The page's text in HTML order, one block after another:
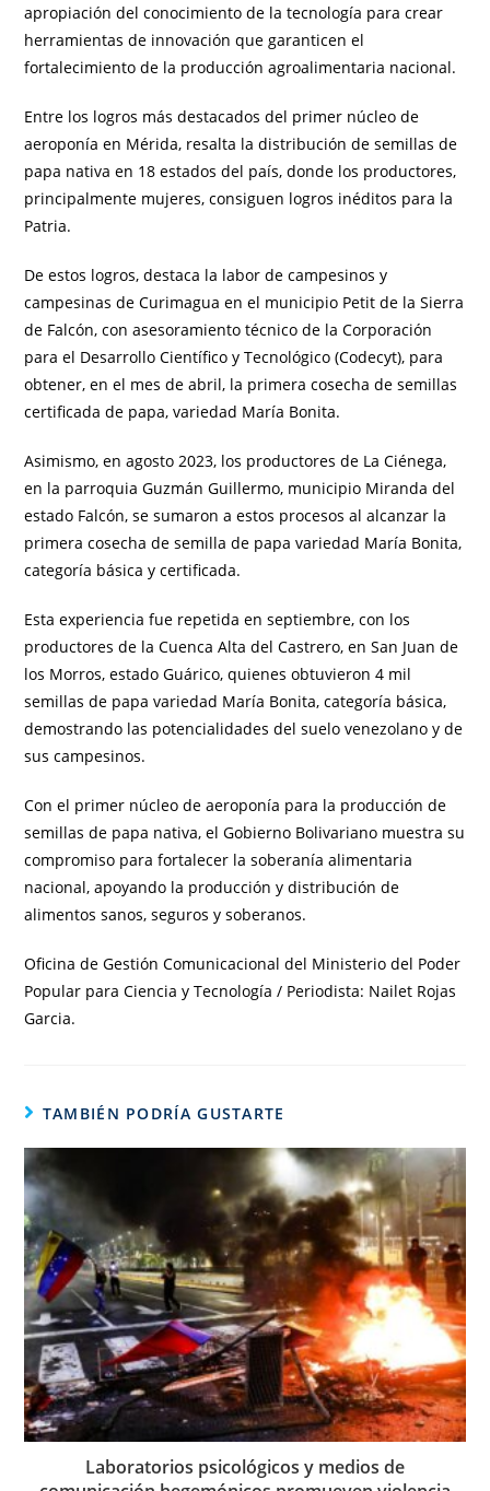
apropiación del conocimiento de la tecnología para crear
herramientas de innovación que garanticen el
fortalecimiento de la producción agroalimentaria nacional.
Entre los logros más destacados del primer núcleo de
aeroponía en Mérida, resalta la distribución de semillas de
papa nativa en 18 estados del país, donde los productores,
principalmente mujeres, consiguen logros inéditos para la
Patria.
De estos logros, destaca la labor de campesinos y
campesinas de Curimagua en el municipio Petit de la Sierra
de Falcón, con asesoramiento técnico de la Corporación
para el Desarrollo Científico y Tecnológico (Codecyt), para
obtener, en el mes de abril, la primera cosecha de semillas
certificada de papa, variedad María Bonita.
Asimismo, en agosto 2023, los productores de La Ciénega,
en la parroquia Guzmán Guillermo, municipio Miranda del
estado Falcón, se sumaron a estos procesos al alcanzar la
primera cosecha de semilla de papa variedad María Bonita,
categoría básica y certificada.
Esta experiencia fue repetida en septiembre, con los
productores de la Cuenca Alta del Castrero, en San Juan de
los Morros, estado Guárico, quienes obtuvieron 4 mil
semillas de papa variedad María Bonita, categoría básica,
demostrando las potencialidades del suelo venezolano y de
sus campesinos.
Con el primer núcleo de aeroponía para la producción de
semillas de papa nativa, el Gobierno Bolivariano muestra su
compromiso para fortalecer la soberanía alimentaria
nacional, apoyando la producción y distribución de
alimentos sanos, seguros y soberanos.
Oficina de Gestión Comunicacional del Ministerio del Poder
Popular para Ciencia y Tecnología / Periodista: Nailet Rojas
Garcia.
TAMBIÉN PODRÍA GUSTARTE
Laboratorios psicológicos y medios de